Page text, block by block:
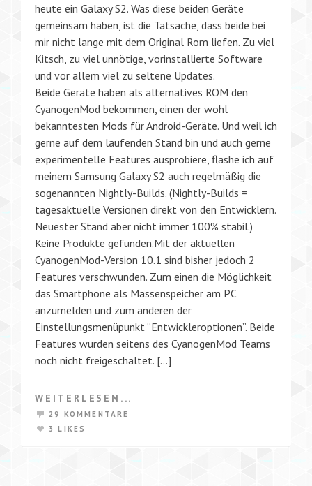
heute ein Galaxy S2. Was diese beiden Geräte
gemeinsam haben, ist die Tatsache, dass beide bei
mir nicht lange mit dem Original Rom liefen. Zu viel
Kitsch, zu viel unnötige, vorinstallierte Software
und vor allem viel zu seltene Updates.
Beide Geräte haben als alternatives ROM den
CyanogenMod bekommen, einen der wohl
bekanntesten Mods für Android-Geräte. Und weil ich
gerne auf dem laufenden Stand bin und auch gerne
experimentelle Features ausprobiere, flashe ich auf
meinem Samsung Galaxy S2 auch regelmäßig die
sogenannten Nightly-Builds. (Nightly-Builds =
tagesaktuelle Versionen direkt von den Entwicklern.
Neuester Stand aber nicht immer 100% stabil.)
Keine Produkte gefunden.Mit der aktuellen
CyanogenMod-Version 10.1 sind bisher jedoch 2
Features verschwunden. Zum einen die Möglichkeit
das Smartphone als Massenspeicher am PC
anzumelden und zum anderen der
Einstellungsmenüpunkt “Entwickleroptionen”. Beide
Features wurden seitens des CyanogenMod Teams
noch nicht freigeschaltet. […]
WEITERLESEN...
29 KOMMENTARE
3 LIKES